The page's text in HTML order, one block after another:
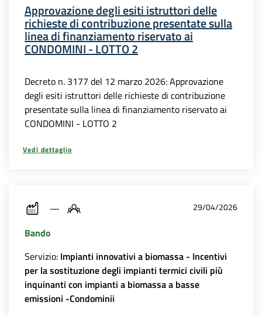
Approvazione degli esiti istruttori delle
richieste di contribuzione presentate sulla
linea di finanziamento riservato ai
CONDOMINI - LOTTO 2
Decreto n. 3177 del 12 marzo 2026: Approvazione
degli esiti istruttori delle richieste di contribuzione
presentate sulla linea di finanziamento riservato ai
CONDOMINI - LOTTO 2
Vedi dettaglio
29/04/2026
Bando
Servizio: Impianti innovativi a biomassa - Incentivi
per la sostituzione degli impianti termici civili più
inquinanti con impianti a biomassa a basse
emissioni -Condominii